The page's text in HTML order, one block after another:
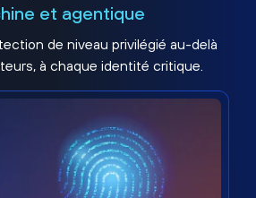
et agentique
de niveau privilégié au-delà
à chaque identité critique.